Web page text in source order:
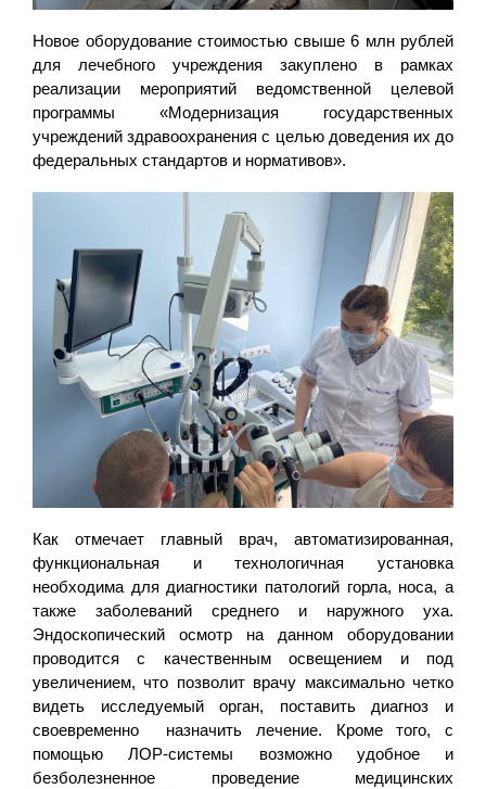
Новое оборудование стоимостью свыше 6 млн рублей
для лечебного учреждения закуплено в рамках
реализации мероприятий ведомственной целевой
программы «Модернизация государственных
учреждений здравоохранения с целью доведения их до
федеральных стандартов и нормативов».
Как отмечает главный врач, автоматизированная,
функциональная и технологичная установка
необходима для диагностики патологий горла, носа, а
также заболеваний среднего и наружного уха.
Эндоскопический осмотр на данном оборудовании
проводится с качественным освещением и под
увеличением, что позволит врачу максимально четко
видеть исследуемый орган, поставить диагноз и
своевременно назначить лечение. Кроме того, с
помощью ЛОР-системы возможно удобное и
безболезненное проведение медицинских